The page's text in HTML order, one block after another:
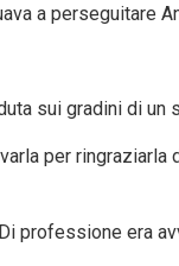
a perseguitare
sui gradini di
per ringraziarla
professione era